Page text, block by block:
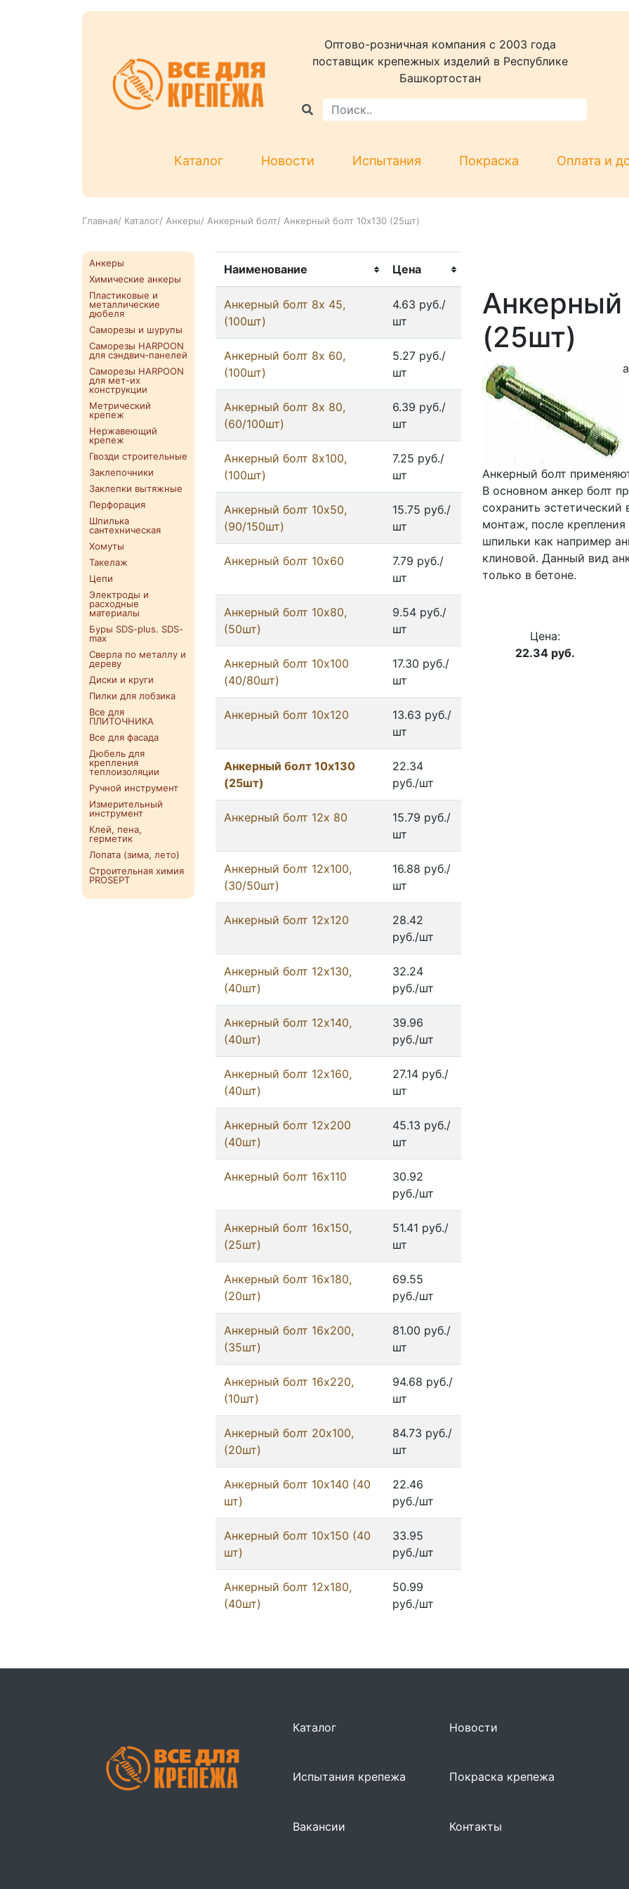
Оптово-розничная компания c 2003 года
поставщик крепежных изделий в Республике
Башкортостан
Каталог Новости Испытания Покраска Оплата и
Главная/ Каталог/ Анкеры/ Анкерный болт/ Анкерный болт 10х130 (25шт)
Анкеры
Химические анкеры
Пластиковые и
металлические
дюбеля
Саморезы и шурупы
Саморезы HARPOON
для сэндвич-панелей
Саморезы HARPOON
для мет-их
конструкции
Метрический
крепеж
Нержавеющий
крепеж
Гвозди строительные
Заклепочники
Заклепки вытяжные
Перфорация
Шпилька
сантехническая
Хомуты
Такелаж
Цепи
Электроды и
расходные
материалы
Буры SDS-plus. SDS-
max
Сверла по металлу и
дереву
Диски и круги
Пилки для лобзика
Все для
ПЛИТОЧНИКА
Все для фасада
Дюбель для
крепления
теплоизоляции
Ручной инструмент
Измерительный
инструмент
Клей, пена,
герметик
Лопата (зима, лето)
Строительная химия
PROSEPT
Наименование Цена
Анкерный болт 8x 45,
(100шт)
4.63 руб./
шт
Анкерный болт 8x 60,
(100шт)
5.27 руб./
шт
Анкерный болт 8x 80,
(60/100шт)
6.39 руб./
шт
Анкерный болт 8x100,
(100шт)
7.25 руб./
шт
Анкерный болт 10x50,
(90/150шт)
15.75 руб./
шт
Анкерный болт 10x60
7.79 руб./
шт
Анкерный болт 10x80,
(50шт)
9.54 руб./
шт
Анкерный болт 10х100
(40/80шт)
17.30 руб./
шт
Анкерный болт 10х120
13.63 руб./
шт
Анкерный болт 10х130
(25шт)
22.34
руб./шт
Анкерный болт 12x 80
15.79 руб./
шт
Анкерный болт 12х100,
(30/50шт)
16.88 руб./
шт
Анкерный болт 12х120
28.42
руб./шт
Анкерный болт 12х130,
(40шт)
32.24
руб./шт
Анкерный болт 12х140,
(40шт)
39.96
руб./шт
Анкерный болт 12х160,
(40шт)
27.14 руб./
шт
Анкерный болт 12х200
(40шт)
45.13 руб./
шт
Анкерный болт 16х110
30.92
руб./шт
Анкерный болт 16х150,
(25шт)
51.41 руб./
шт
Анкерный болт 16х180,
(20шт)
69.55
руб./шт
Анкерный болт 16х200,
(35шт)
81.00 руб./
шт
Анкерный болт 16х220,
(10шт)
94.68 руб./
шт
Анкерный болт 20х100,
(20шт)
84.73 руб./
шт
Анкерный болт 10х140 (40
шт)
22.46
руб./шт
Анкерный болт 10х150 (40
шт)
33.95
руб./шт
Анкерный болт 12х180,
(40шт)
50.99
руб./шт
Анкерный
(25шт)
Анкерный болт
В основном анкер болт
сохранить
монтаж, после
шпильки как например
клиновой. Данный вид
только в бетоне.
Цена:
22.34 руб.
Каталог Новости
Испытания крепежа Покраска крепежа
Вакансии Контакты